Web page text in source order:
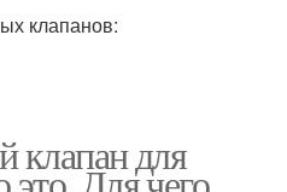
клапанов:
клапан для